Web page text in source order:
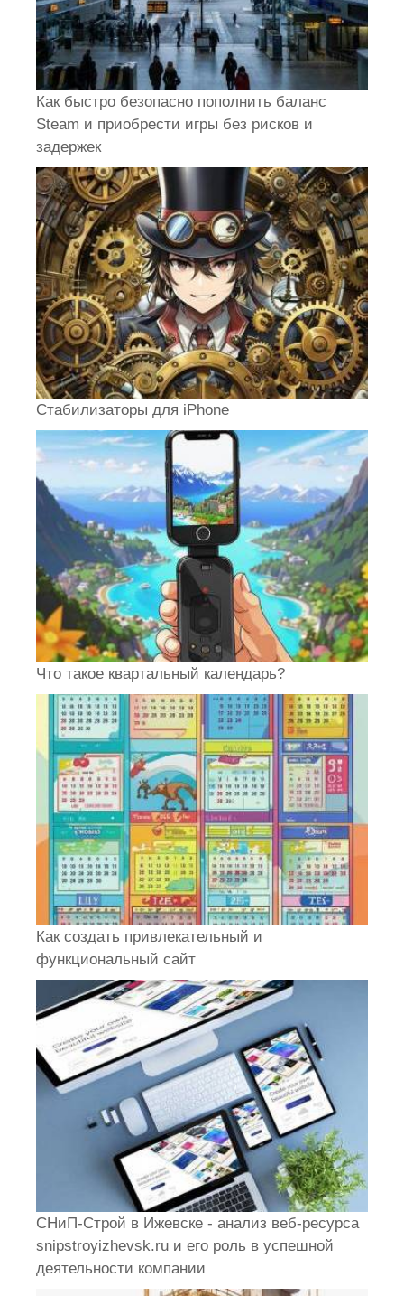
Как быстро безопасно пополнить баланс
Steam и приобрести игры без рисков и
задержек
Стабилизаторы для iPhone
Что такое квартальный календарь?
Как создать привлекательный и
функциональный сайт
СНиП-Строй в Ижевске - анализ веб-ресурса
snipstroyizhevsk.ru и его роль в успешной
деятельности компании